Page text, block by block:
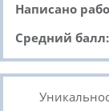
Написано
Средний балл: